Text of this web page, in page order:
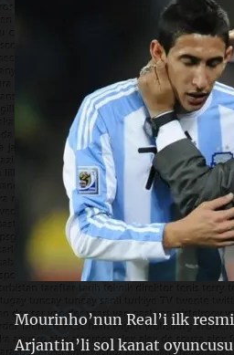
Mourinho’nun Real’i ilk
Arjantin’li sol kanat